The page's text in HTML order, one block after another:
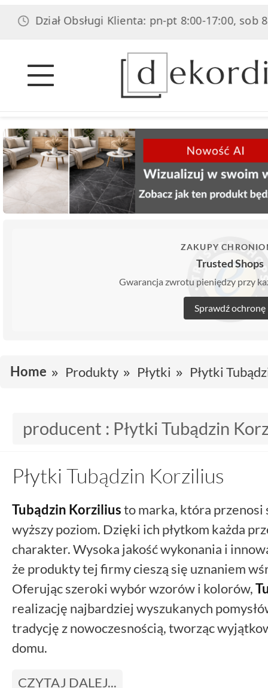
Obsługi Klienta: pn-pt 8:00-17:00, sob 8:00-
ZAKUPY
Trusted Shops
Gwarancja zwrotu pieniędzy przy
Sprawdź ochronę
Home Produkty Płytki Płytki
producent : Płytki Tubądzin
Płytki Tubądzin Korzilius
Tubądzin Korziliusto marka, która
wyższy poziom. Dzięki ich płytkom każda
charakter. Wysoka jakość wykonania i
że produkty tej firmy cieszą się uznaniem
Oferując szeroki wybór wzorów i kolorów,
realizację najbardziej wyszukanych
tradycję z nowoczesnością, tworząc
domu.
CZYTAJ DALEJ...